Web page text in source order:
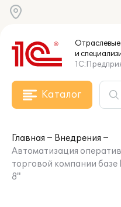
Отраслевые
и
Каталог
Главная
Внедрения
Автоматизация
торговой компании
8"